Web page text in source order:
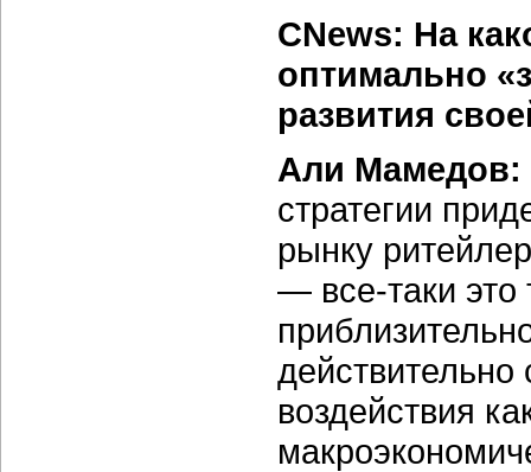
CNews: На
оптимально
развития
Али Мамедов:
стратегии
рынку
— все-таки это
воздействия